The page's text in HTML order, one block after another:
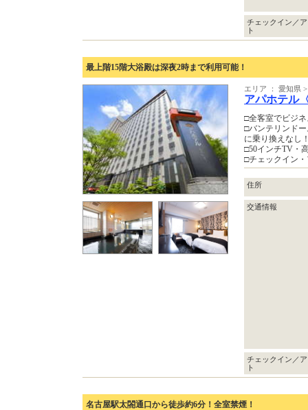
チェックイン／
ト
最上階15階大浴殿は深夜2時まで利用可能！
エリア ： 愛知県
アパホテル
□全客室でビジ
□バンテリンド
に乗り換えなし
□50インチTV・
□チェックイン
住所
交通情報
チェックイン／
ト
名古屋駅太閤通口から徒歩約6分！全室禁煙！